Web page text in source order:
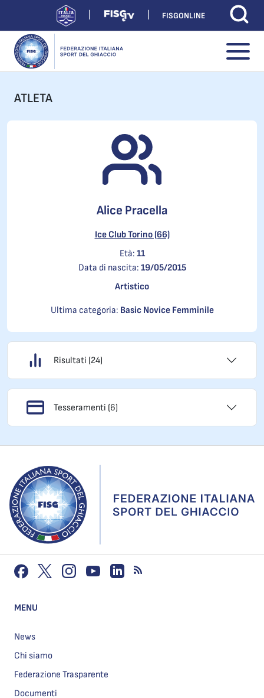
FISGONLINE
ATLETA
Alice Pracella
Ice Club Torino (66)
Età: 11
Data di nascita: 19/05/2015
Artistico
Ultima categoria: Basic Novice Femminile
Risultati (24)
Tesseramenti (6)
MENU
News
Chi siamo
Federazione Trasparente
Documenti